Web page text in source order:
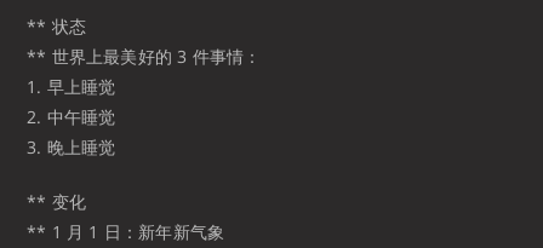
** 状态
** 世界上最美好的 3 件事情：
1. 早上睡觉
2. 中午睡觉
3. 晚上睡觉
** 变化
** 1 月 1 日：新年新气象